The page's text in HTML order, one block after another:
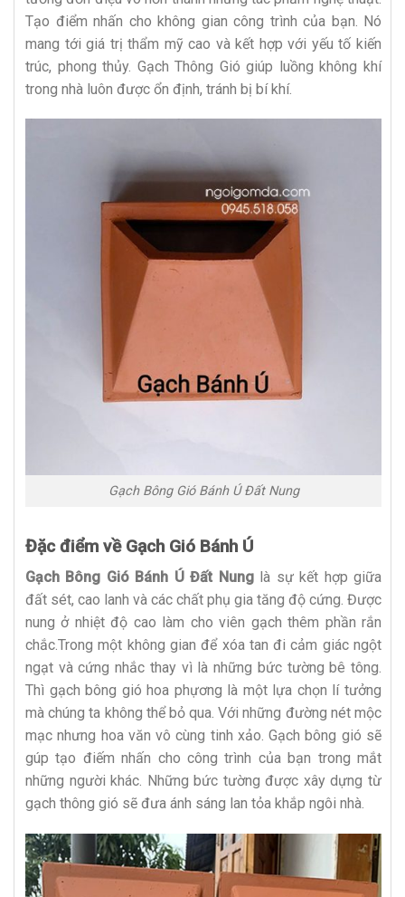
Tạo điểm nhấn cho không gian công trình của bạn. Nó
mang tới giá trị thẩm mỹ cao và kết hợp với yếu tố kiến
trúc, phong thủy. Gạch Thông Gió giúp luồng không khí
trong nhà luôn được ổn định, tránh bị bí khí.
Gạch Bông Gió Bánh Ú Đất Nung
Đặc điểm về Gạch Gió Bánh Ú
Gạch Bông Gió Bánh Ú Đất Nung là sự kết hợp giữa
đất sét, cao lanh và các chất phụ gia tăng độ cứng. Được
nung ở nhiệt độ cao làm cho viên gạch thêm phần rắn
chắc.Trong một không gian để xóa tan đi cảm giác ngột
ngạt và cứng nhắc thay vì là những bức tường bê tông.
Thì gạch bông gió hoa phựơng là một lựa chọn lí tưởng
mà chúng ta không thể bỏ qua. Với những đường nét mộc
mạc nhưng hoa văn vô cùng tinh xảo. Gạch bông gió sẽ
gúp tạo điếm nhấn cho công trình của bạn trong mắt
những người khác. Những bức tường được xây dựng từ
gạch thông gió sẽ đưa ánh sáng lan tỏa khắp ngôi nhà.